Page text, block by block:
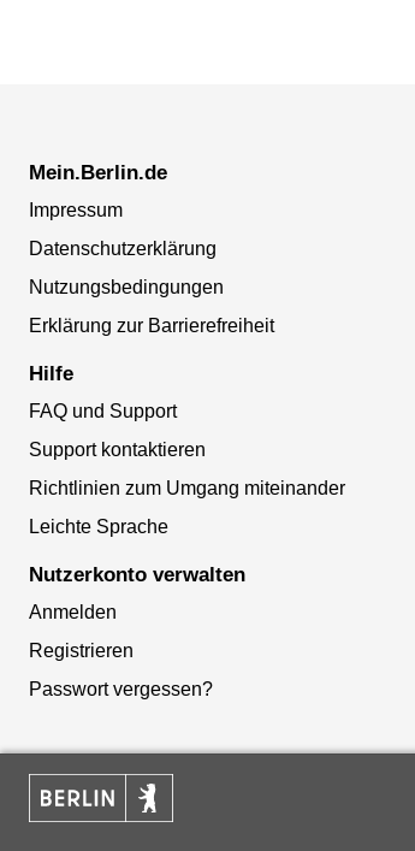
Mein.Berlin.de
Impressum
Datenschutzerklärung
Nutzungsbedingungen
Erklärung zur Barrierefreiheit
Hilfe
FAQ und Support
Support kontaktieren
Richtlinien zum Umgang miteinander
Leichte Sprache
Nutzerkonto verwalten
Anmelden
Registrieren
Passwort vergessen?